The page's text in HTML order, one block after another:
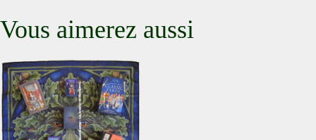
Vous aimerez aussi